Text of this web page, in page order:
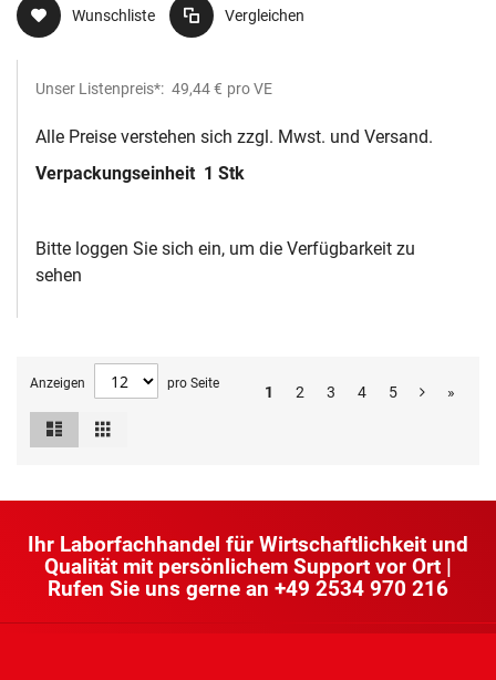
Wunschliste Vergleichen
Unser Listenpreis*: 49,44 € pro VE
Alle Preise verstehen sich zzgl. Mwst. und Versand.
Verpackungseinheit 1 Stk
Bitte loggen Sie sich ein, um die Verfügbarkeit zu
sehen
Anzeigen pro Seite 1 2 3 4 5 »
Ansicht
Ihr Laborfachhandel für Wirtschaftlichkeit und
Qualität mit persönlichem Support vor Ort |
Rufen Sie uns gerne an +49 2534 970 216